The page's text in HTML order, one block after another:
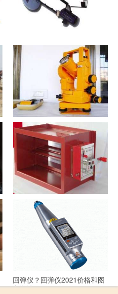
探测器？探测器2021价格和图
文详情
经纬仪？经纬仪2021价格和图
文详情
排烟阀？排烟阀2021价格和图
回弹仪？回弹仪2021价格和图
文详情